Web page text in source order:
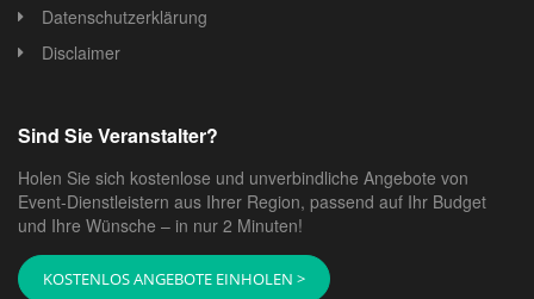
Datenschutzerklärung
Disclaimer
Sind Sie Veranstalter?
Holen Sie sich kostenlose und unverbindliche Angebote von
Event-Dienstleistern aus Ihrer Region, passend auf Ihr Budget
und Ihre Wünsche – in nur 2 Minuten!
KOSTENLOS ANGEBOTE EINHOLEN >